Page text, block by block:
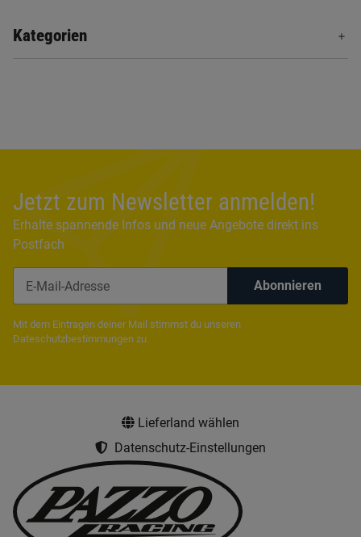
Kategorien
Jetzt zum Newsletter anmelden!
Erhalte spannende Infos und neue Angebote direkt ins
Postfach
Abonnieren
Mit dem Eintragen deiner Mail stimmst du unseren
Dateschutzbestimmungen zu.
Lieferland wählen
Datenschutz-Einstellungen